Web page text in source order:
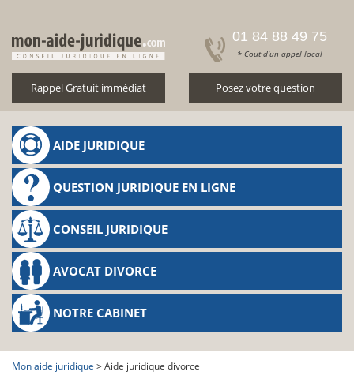
01 84 88 49 75
* Cout d'un appel local
Rappel Gratuit immédiat Posez votre question
AIDE JURIDIQUE
QUESTION JURIDIQUE EN LIGNE
CONSEIL JURIDIQUE
AVOCAT DIVORCE
NOTRE CABINET
Mon aide juridique > Aide juridique divorce